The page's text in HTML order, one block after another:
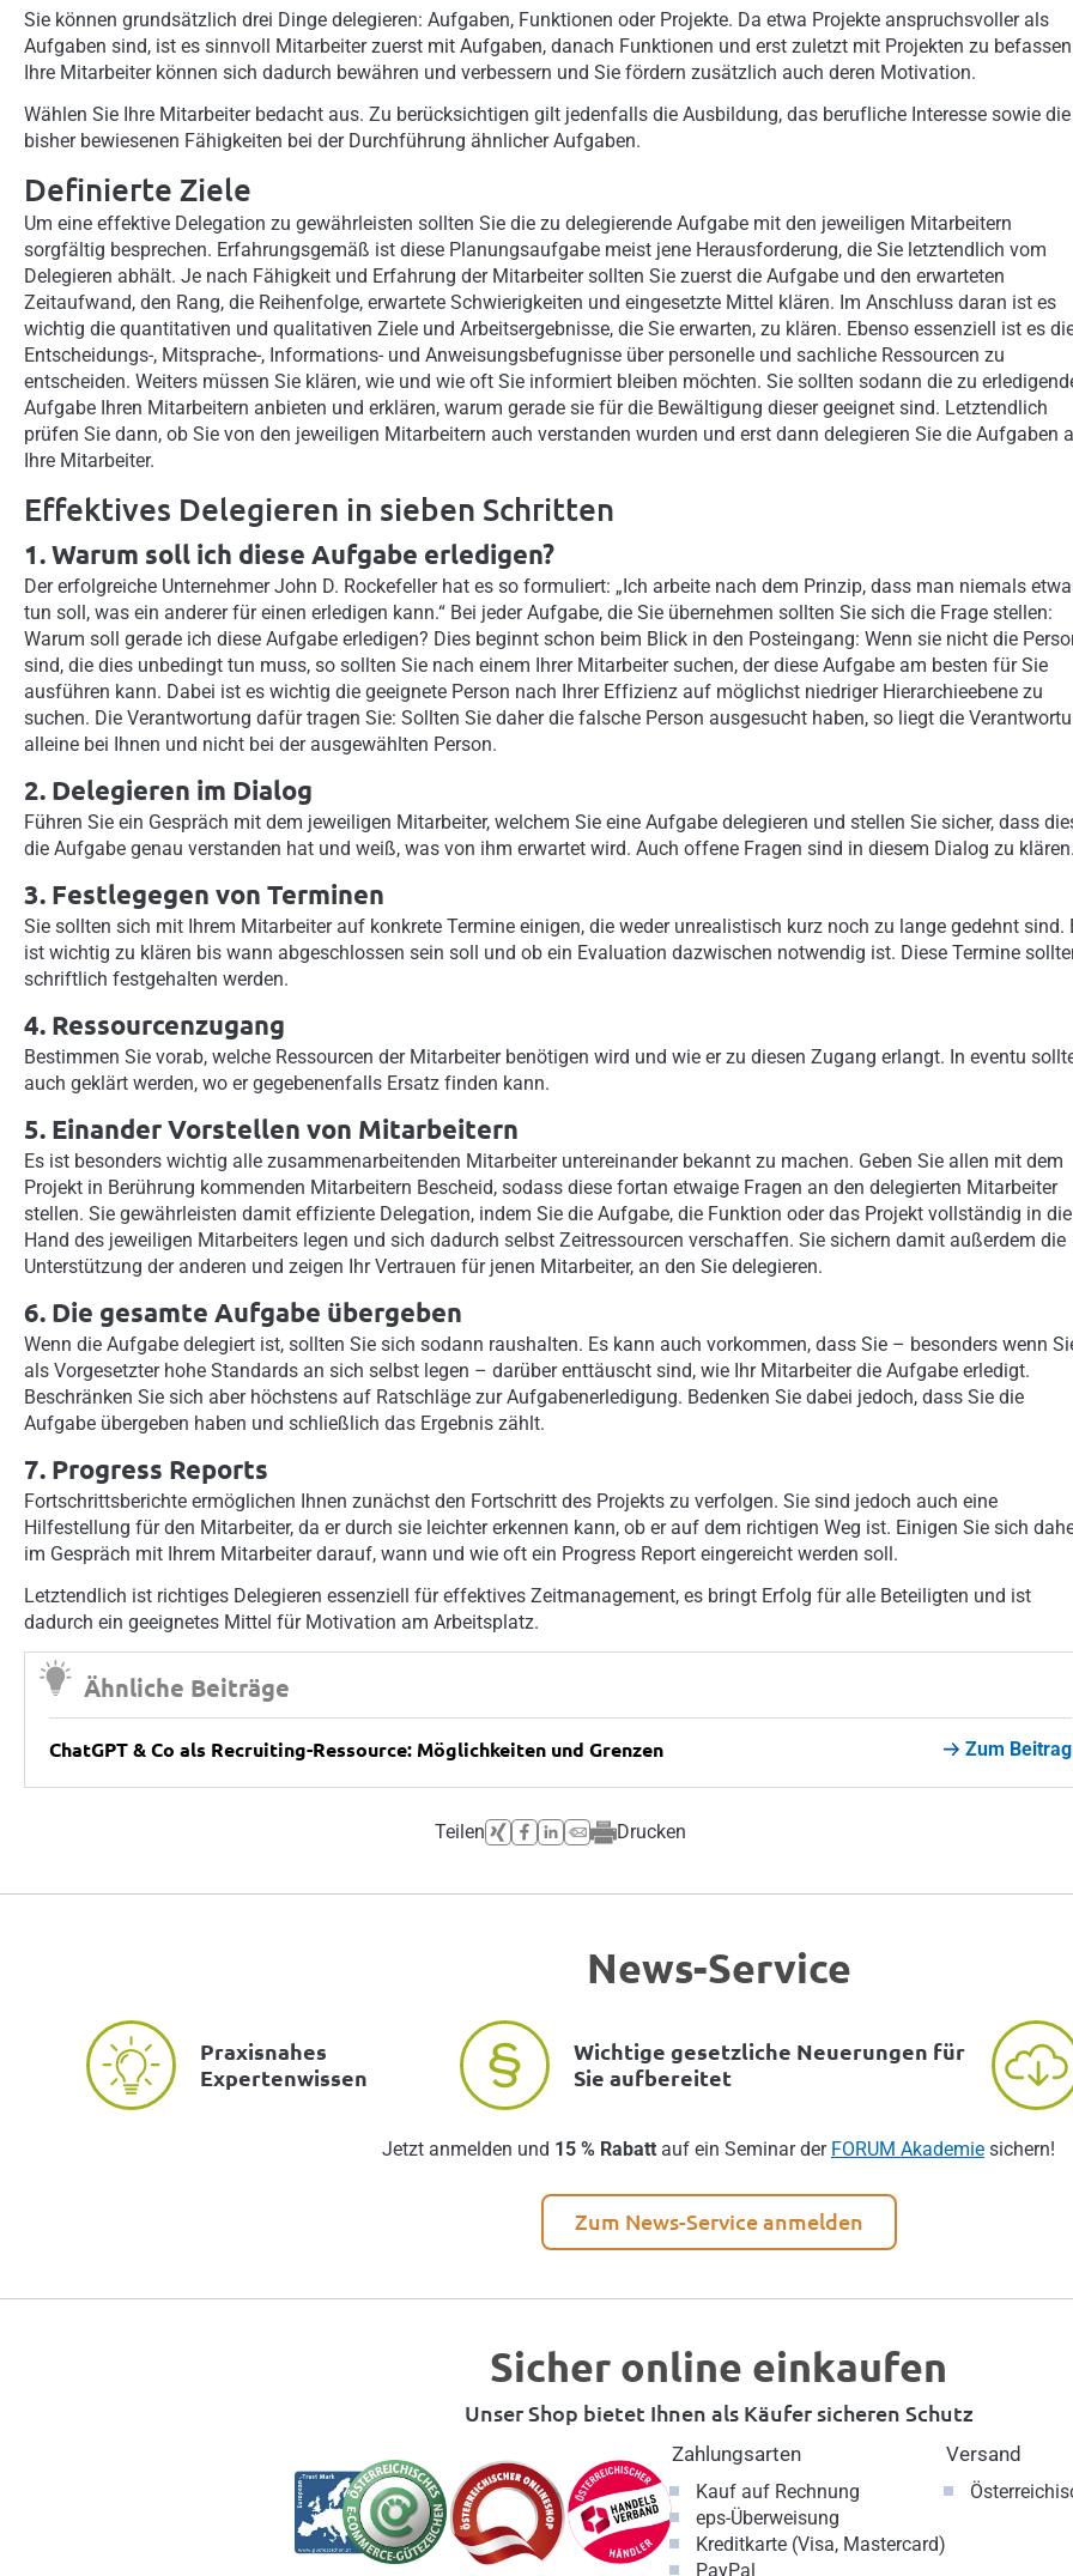
Sie können grundsätzlich drei Dinge delegieren: Aufgaben, Funktionen oder Projekte. Da etwa Projekte anspruchsvoller als
Aufgaben sind, ist es sinnvoll Mitarbeiter zuerst mit Aufgaben, danach Funktionen und erst zuletzt mit Projekten zu
Ihre Mitarbeiter können sich dadurch bewähren und verbessern und Sie fördern zusätzlich auch deren Motivation.
Wählen Sie Ihre Mitarbeiter bedacht aus. Zu berücksichtigen gilt jedenfalls die Ausbildung, das berufliche Interesse sowie die
bisher bewiesenen Fähigkeiten bei der Durchführung ähnlicher Aufgaben.
Definierte Ziele
Um eine effektive Delegation zu gewährleisten sollten Sie die zu delegierende Aufgabe mit den jeweiligen Mitarbeitern
sorgfältig besprechen. Erfahrungsgemäß ist diese Planungsaufgabe meist jene Herausforderung, die Sie letztendlich vom
Delegieren abhält. Je nach Fähigkeit und Erfahrung der Mitarbeiter sollten Sie zuerst die Aufgabe und den erwarteten
Zeitaufwand, den Rang, die Reihenfolge, erwartete Schwierigkeiten und eingesetzte Mittel klären. Im Anschluss daran ist es
wichtig die quantitativen und qualitativen Ziele und Arbeitsergebnisse, die Sie erwarten, zu klären. Ebenso essenziell ist es
Entscheidungs-, Mitsprache-, Informations- und Anweisungsbefugnisse über personelle und sachliche Ressourcen zu
entscheiden. Weiters müssen Sie klären, wie und wie oft Sie informiert bleiben möchten. Sie sollten sodann die zu
Aufgabe Ihren Mitarbeitern anbieten und erklären, warum gerade sie für die Bewältigung dieser geeignet sind. Letztendlich
prüfen Sie dann, ob Sie von den jeweiligen Mitarbeitern auch verstanden wurden und erst dann delegieren Sie die Aufgaben
Ihre Mitarbeiter.
Effektives Delegieren in sieben Schritten
1. Warum soll ich diese Aufgabe erledigen?
Der erfolgreiche Unternehmer John D. Rockefeller hat es so formuliert: „Ich arbeite nach dem Prinzip, dass man niemals
tun soll, was ein anderer für einen erledigen kann.“ Bei jeder Aufgabe, die Sie übernehmen sollten Sie sich die Frage stellen:
Warum soll gerade ich diese Aufgabe erledigen? Dies beginnt schon beim Blick in den Posteingang: Wenn sie nicht die
sind, die dies unbedingt tun muss, so sollten Sie nach einem Ihrer Mitarbeiter suchen, der diese Aufgabe am besten für Sie
ausführen kann. Dabei ist es wichtig die geeignete Person nach Ihrer Effizienz auf möglichst niedriger Hierarchieebene zu
suchen. Die Verantwortung dafür tragen Sie: Sollten Sie daher die falsche Person ausgesucht haben, so liegt die
alleine bei Ihnen und nicht bei der ausgewählten Person.
2. Delegieren im Dialog
Führen Sie ein Gespräch mit dem jeweiligen Mitarbeiter, welchem Sie eine Aufgabe delegieren und stellen Sie sicher, dass
die Aufgabe genau verstanden hat und weiß, was von ihm erwartet wird. Auch offene Fragen sind in diesem Dialog zu
3. Festlegegen von Terminen
Sie sollten sich mit Ihrem Mitarbeiter auf konkrete Termine einigen, die weder unrealistisch kurz noch zu lange gedehnt sind.
ist wichtig zu klären bis wann abgeschlossen sein soll und ob ein Evaluation dazwischen notwendig ist. Diese Termine
schriftlich festgehalten werden.
4. Ressourcenzugang
Bestimmen Sie vorab, welche Ressourcen der Mitarbeiter benötigen wird und wie er zu diesen Zugang erlangt. In eventu
auch geklärt werden, wo er gegebenenfalls Ersatz finden kann.
5. Einander Vorstellen von Mitarbeitern
Es ist besonders wichtig alle zusammenarbeitenden Mitarbeiter untereinander bekannt zu machen. Geben Sie allen mit dem
Projekt in Berührung kommenden Mitarbeitern Bescheid, sodass diese fortan etwaige Fragen an den delegierten Mitarbeiter
stellen. Sie gewährleisten damit effiziente Delegation, indem Sie die Aufgabe, die Funktion oder das Projekt vollständig in die
Hand des jeweiligen Mitarbeiters legen und sich dadurch selbst Zeitressourcen verschaffen. Sie sichern damit außerdem die
Unterstützung der anderen und zeigen Ihr Vertrauen für jenen Mitarbeiter, an den Sie delegieren.
6. Die gesamte Aufgabe übergeben
Wenn die Aufgabe delegiert ist, sollten Sie sich sodann raushalten. Es kann auch vorkommen, dass Sie – besonders wenn
als Vorgesetzter hohe Standards an sich selbst legen – darüber enttäuscht sind, wie Ihr Mitarbeiter die Aufgabe erledigt.
Beschränken Sie sich aber höchstens auf Ratschläge zur Aufgabenerledigung. Bedenken Sie dabei jedoch, dass Sie die
Aufgabe übergeben haben und schließlich das Ergebnis zählt.
7. Progress Reports
Fortschrittsberichte ermöglichen Ihnen zunächst den Fortschritt des Projekts zu verfolgen. Sie sind jedoch auch eine
Hilfestellung für den Mitarbeiter, da er durch sie leichter erkennen kann, ob er auf dem richtigen Weg ist. Einigen Sie sich
im Gespräch mit Ihrem Mitarbeiter darauf, wann und wie oft ein Progress Report eingereicht werden soll.
Letztendlich ist richtiges Delegieren essenziell für effektives Zeitmanagement, es bringt Erfolg für alle Beteiligten und ist
dadurch ein geeignetes Mittel für Motivation am Arbeitsplatz.
Ähnliche Beiträge
ChatGPT & Co als Recruiting-Ressource: Möglichkeiten und Grenzen Zum Beitrag
Teilen Drucken
News-Service
Praxisnahes
Expertenwissen
Wichtige gesetzliche Neuerungen für
Sie aufbereitet
Jetzt anmelden und 15 % Rabatt auf ein Seminar der FORUM Akademie sichern!
Zum News-Service anmelden
Sicher online einkaufen
Unser Shop bietet Ihnen als Käufer sicheren Schutz
Zahlungsarten
Kauf auf Rechnung
eps-Überweisung
Kreditkarte (Visa, Mastercard)
PayPal
Versand